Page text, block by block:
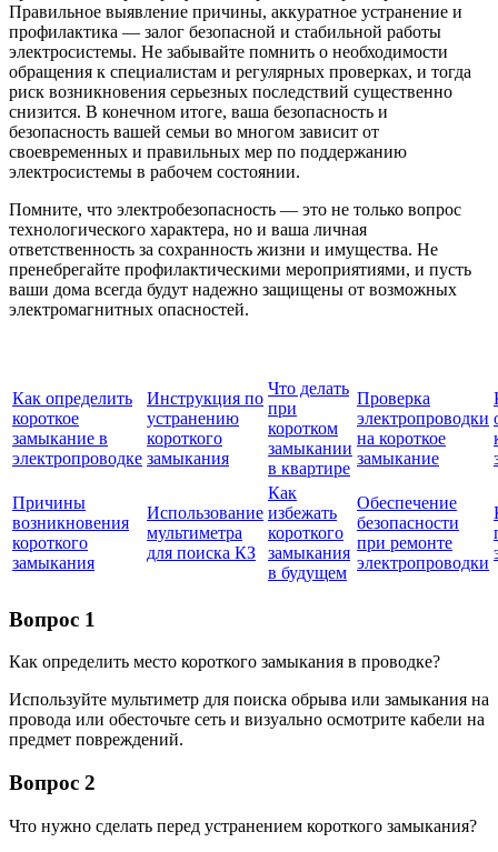
Правильное выявление причины, аккуратное устранение и
профилактика — залог безопасной и стабильной работы
электросистемы. Не забывайте помнить о необходимости
обращения к специалистам и регулярных проверках, и тогда
риск возникновения серьезных последствий существенно
снизится. В конечном итоге, ваша безопасность и
безопасность вашей семьи во многом зависит от
своевременных и правильных мер по поддержанию
электросистемы в рабочем состоянии.
Помните, что электробезопасность — это не только вопрос
технологического характера, но и ваша личная
ответственность за сохранность жизни и имущества. Не
пренебрегайте профилактическими мероприятиями, и пусть
ваши дома всегда будут надежно защищены от возможных
электромагнитных опасностей.
Как определить
короткое
замыкание в
электропроводке
Инструкция по
устранению
короткого
замыкания
Что делать
при
коротком
замыкании
в квартире
Проверка
электропроводки
на короткое
замыкание
Причины
возникновения
короткого
замыкания
Использование
мультиметра
для поиска КЗ
Как
избежать
короткого
замыкания
в будущем
Обеспечение
безопасности
при ремонте
электропроводки
Вопрос 1
Как определить место короткого замыкания в проводке?
Используйте мультиметр для поиска обрыва или замыкания на
провода или обесточьте сеть и визуально осмотрите кабели на
предмет повреждений.
Вопрос 2
Что нужно сделать перед устранением короткого замыкания?